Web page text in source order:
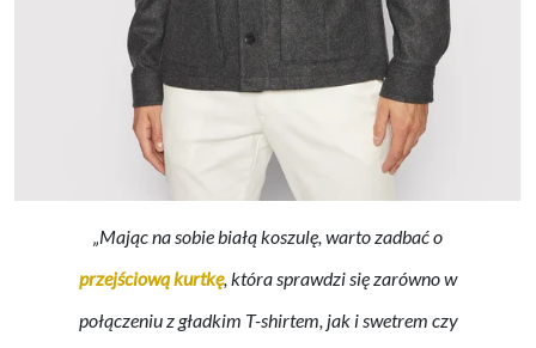
„Mając na sobie białą koszulę, warto zadbać o
przejściową kurtkę, która sprawdzi się zarówno w
połączeniu z gładkim T-shirtem, jak i swetrem czy